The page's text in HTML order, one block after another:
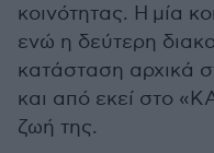
κοινότητας. Η μία
ενώ η δεύτερη
κατάσταση αρχικά
και από εκεί στο
ζωή της.